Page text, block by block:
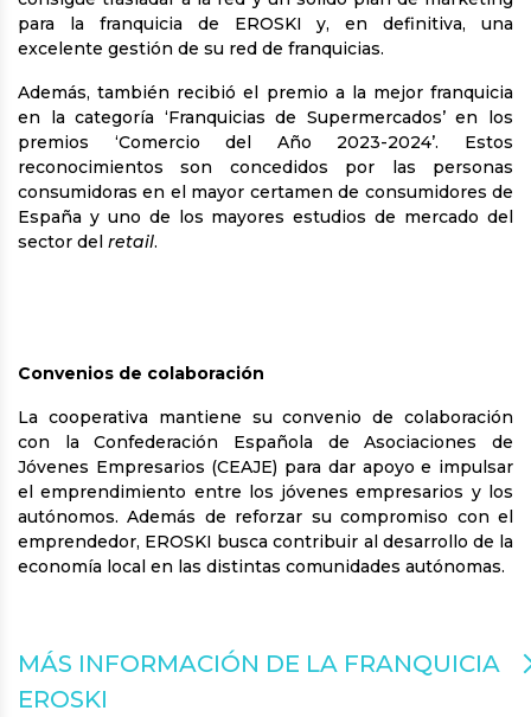
para la franquicia de EROSKI y, en definitiva, una
excelente gestión de su red de franquicias.
Además, también recibió el premio a la mejor franquicia
en la categoría ‘Franquicias de Supermercados’ en los
premios ‘Comercio del Año 2023-2024’. Estos
reconocimientos son concedidos por las personas
consumidoras en el mayor certamen de consumidores de
España y uno de los mayores estudios de mercado del
sector del retail.
Convenios de colaboración
La cooperativa mantiene su convenio de colaboración
con la Confederación Española de Asociaciones de
Jóvenes Empresarios (CEAJE) para dar apoyo e impulsar
el emprendimiento entre los jóvenes empresarios y los
autónomos. Además de reforzar su compromiso con el
emprendedor, EROSKI busca contribuir al desarrollo de la
economía local en las distintas comunidades autónomas.
MÁS INFORMACIÓN DE LA FRANQUICIA
EROSKI